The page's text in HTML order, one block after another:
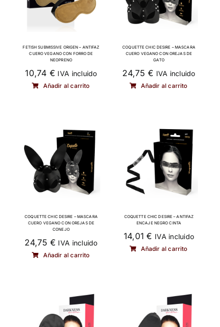
FETISH SUBMISSIVE ORIGEN – ANTIFAZ
CUERO VEGANO CON FORRO DE
NEOPRENO
10,74 € IVA incluido
Añadir al carrito
COQUETTE CHIC DESIRE – MASCARA
CUERO VEGANO CON OREJAS DE
GATO
24,75 € IVA incluido
Añadir al carrito
COQUETTE CHIC DESIRE – MASCARA
CUERO VEGANO CON OREJAS DE
CONEJO
24,75 € IVA incluido
Añadir al carrito
COQUETTE CHIC DESIRE – ANTIFAZ
ENCAJE NEGRO CINTA
14,01€ IVA incluido
Añadir al carrito